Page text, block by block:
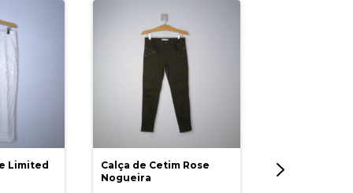
Limited
Calça de Cetim Rose
Nogueira